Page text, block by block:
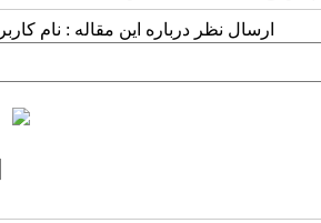
ارسال نظر درباره این مقاله : نام